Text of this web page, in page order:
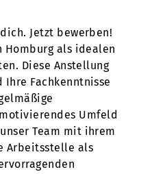
Jetzt bewerben!
als idealen
Diese Anstellung
Fachkenntnisse
Umfeld
Team mit ihrem
Arbeitsstelle als